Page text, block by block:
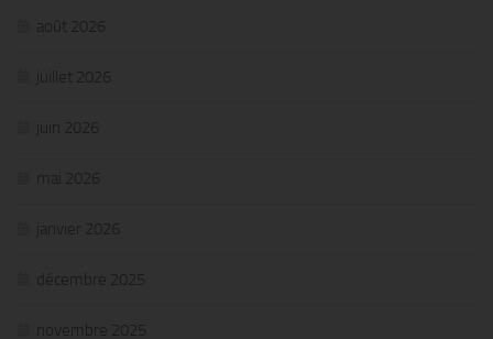
août 2026
juillet 2026
juin 2026
mai 2026
janvier 2026
décembre 2025
novembre 2025